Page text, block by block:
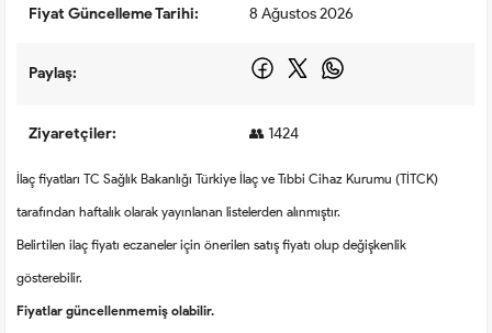
Fiyat Güncelleme Tarihi: 8 Ağustos 2026
Paylaş:
Ziyaretçiler: 👥 1424
İlaç fiyatları TC Sağlık Bakanlığı Türkiye İlaç ve Tıbbi Cihaz Kurumu (TİTCK)
tarafından haftalık olarak yayınlanan listelerden alınmıştır.
Belirtilen ilaç fiyatı eczaneler için önerilen satış fiyatı olup değişkenlik
gösterebilir.
Fiyatlar güncellenmemiş olabilir.